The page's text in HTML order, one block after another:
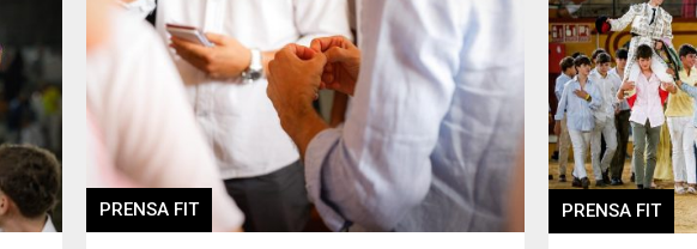
PRENSA FIT PRENSA FIT